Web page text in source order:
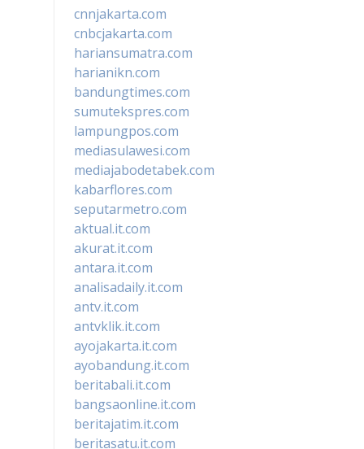
cnnjakarta.com
cnbcjakarta.com
hariansumatra.com
harianikn.com
bandungtimes.com
sumutekspres.com
lampungpos.com
mediasulawesi.com
mediajabodetabek.com
kabarflores.com
seputarmetro.com
aktual.it.com
akurat.it.com
antara.it.com
analisadaily.it.com
antv.it.com
antvklik.it.com
ayojakarta.it.com
ayobandung.it.com
beritabali.it.com
bangsaonline.it.com
beritajatim.it.com
beritasatu.it.com